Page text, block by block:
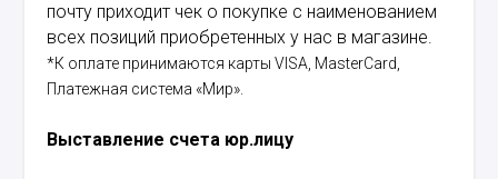
почту приходит чек о покупке с наименованием
всех позиций приобретенных у нас в магазине.
*К оплате принимаются карты VISA, MasterCard,
Платежная система «Мир».
Выставление счета юр.лицу